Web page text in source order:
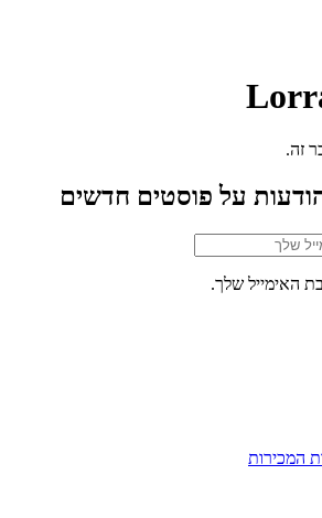
זה.
על פוסטים חדשים
האימייל שלך.
המכירות